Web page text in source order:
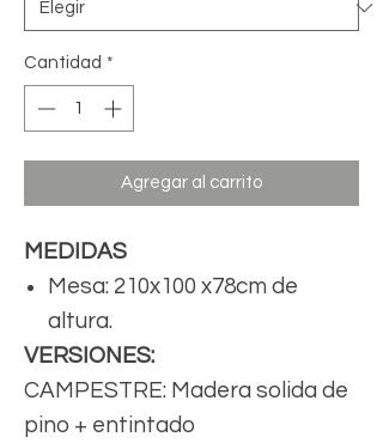
Cantidad *
Agregar al carrito
MEDIDAS
Mesa: 210x100 x78cm de
altura.
VERSIONES:
CAMPESTRE: Madera solida de
pino + entintado